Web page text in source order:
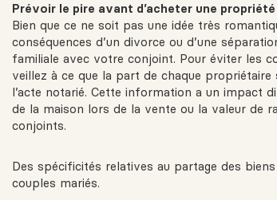
Prévoir le pire avant d’acheter une propriété
Bien que ce ne soit pas une idée très
conséquences d’un divorce ou d’une
familiale avec votre conjoint. Pour éviter les
veillez à ce que la part de chaque
l’acte notarié. Cette information a un impact
de la maison lors de la vente ou la valeur de
conjoints.
Des spécificités relatives au partage des
couples mariés.